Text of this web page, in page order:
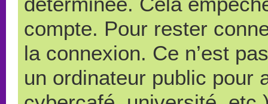
compte. Pour rester
la connexion. Ce n’est
un ordinateur public pour